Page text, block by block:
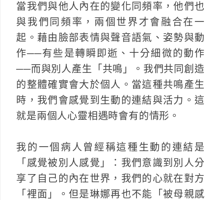
當我們與他人內在的變化同頻率，他們也
與我們同頻率，兩個世界才會融合在一
起。藉由臉部表情與聲音語氣、姿勢與動
作──有些是轉瞬即逝、十分細微的動作
──而與別人產生「共鳴」。我們共同創造
的整體確實會大於個人。當這種共鳴產生
時，我們會感覺到生動的連結與活力。這
就是兩個人心靈相遇時會有的情形。
我的一個病人曾經稱這種生動的連結是
「感覺被別人感覺」：我們意識到別人分
享了自己的內在世界，我們的心就在對方
「裡面」。但是琳娜再也不能「被母親感